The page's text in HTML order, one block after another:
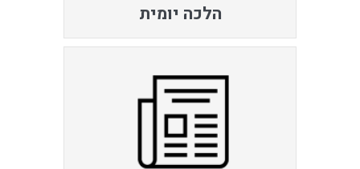
הלכה יומית